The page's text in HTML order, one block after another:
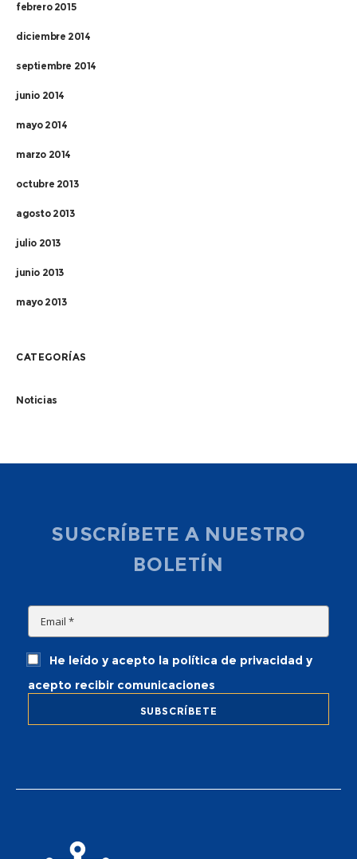
febrero 2015
diciembre 2014
septiembre 2014
junio 2014
mayo 2014
marzo 2014
octubre 2013
agosto 2013
julio 2013
junio 2013
mayo 2013
CATEGORÍAS
Noticias
SUSCRÍBETE A NUESTRO
BOLETÍN
He leído y acepto la política de privacidad y
acepto recibir comunicaciones